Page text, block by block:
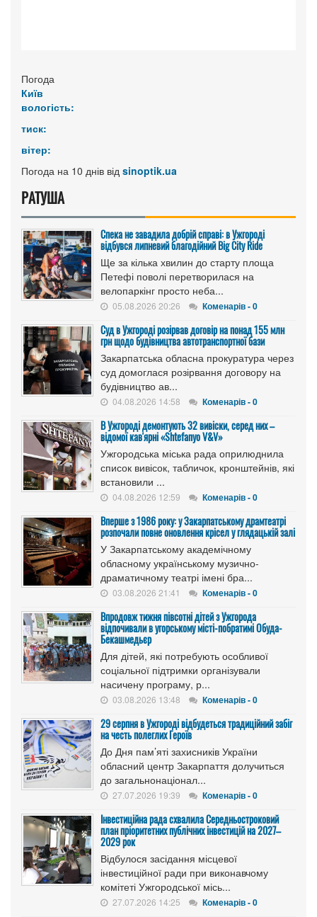
Погода
Київ
вологість:
тиск:
вітер:
Погода на 10 днів від sinoptik.ua
РАТУША
Спека не завадила добрій справі: в Ужгороді
відбувся липневий благодійний Big City Ride
Ще за кілька хвилин до старту площа
Петефі поволі перетворилася на
велопаркінг просто неба...
05.08.2026 20:26 Коменарів - 0
Cуд в Ужгороді розірвав договір на понад 155 млн
грн щодо будівництва автотранспортної бази
Закарпатська обласна прокуратура через
суд домоглася розірвання договору на
будівництво ав...
04.08.2026 14:58 Коменарів - 0
В Ужгороді демонтують 32 вивіски, серед них –
відомої кав'ярні «Shtefanyo V&V»
Ужгородська міська рада оприлюднила
список вивісок, табличок, кронштейнів, які
встановили ...
04.08.2026 12:59 Коменарів - 0
Вперше з 1986 року: у Закарпатському драмтеатрі
розпочали повне оновлення крісел у глядацькій залі
У Закарпатському академічному
обласному українському музично-
драматичному театрі імені бра...
03.08.2026 21:41 Коменарів - 0
Впродовж тижня півсотні дітей з Ужгорода
відпочивали в угорському місті-побратимі Обуда-
Бекашмедьєр
Для дітей, які потребують особливої
соціальної підтримки організували
насичену програму, р...
03.08.2026 13:48 Коменарів - 0
29 серпня в Ужгороді відбудеться традиційний забіг
на честь полеглих Героїв
До Дня пам’яті захисників України
обласний центр Закарпаття долучиться
до загальнонаціонал...
27.07.2026 19:39 Коменарів - 0
Інвестиційна рада схвалила Середньостроковий
план пріоритетних публічних інвестицій на 2027–
2029 рок
Відбулося засідання місцевої
інвестиційної ради при виконавчому
комітеті Ужгородської місь...
27.07.2026 14:25 Коменарів - 0